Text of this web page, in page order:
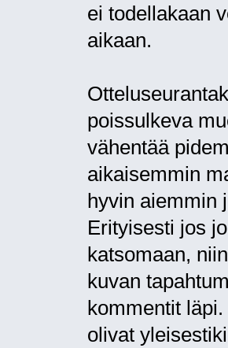
ei todellakaan
aikaan.
poissulkeva
vähentää
aikaisemmin
hyvin aiemmin
Erityisesti jos
katsomaan,
kuvan
kommentit
olivat